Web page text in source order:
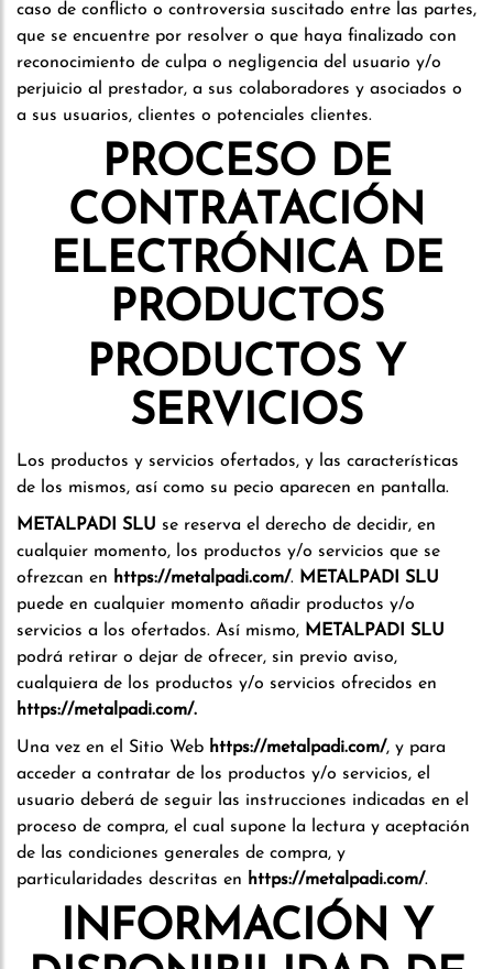
caso de conflicto o controversia suscitado entre las partes,
que se encuentre por resolver o que haya finalizado con
reconocimiento de culpa o negligencia del usuario y/o
perjuicio al prestador, a sus colaboradores y asociados o
a sus usuarios, clientes o potenciales clientes.
PROCESO DE
CONTRATACIÓN
ELECTRÓNICA DE
PRODUCTOS
PRODUCTOS Y
SERVICIOS
Los productos y servicios ofertados, y las características
de los mismos, así como su pecio aparecen en pantalla.
METALPADI SLU se reserva el derecho de decidir, en
cualquier momento, los productos y/o servicios que se
ofrezcan en https://metalpadi.com/. METALPADI SLU
puede en cualquier momento añadir productos y/o
servicios a los ofertados. Así mismo, METALPADI SLU
podrá retirar o dejar de ofrecer, sin previo aviso,
cualquiera de los productos y/o servicios ofrecidos en
https://metalpadi.com/.
Una vez en el Sitio Web https://metalpadi.com/, y para
acceder a contratar de los productos y/o servicios, el
usuario deberá de seguir las instrucciones indicadas en el
proceso de compra, el cual supone la lectura y aceptación
de las condiciones generales de compra, y
particularidades descritas en https://metalpadi.com/.
INFORMACIÓN Y